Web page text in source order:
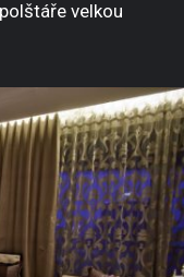
velkou